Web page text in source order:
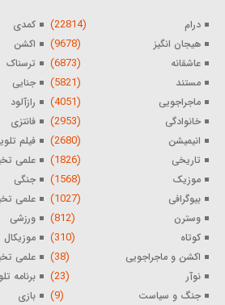
درام (22814) کمدی
هیجان انگیز (9678) اکشن
عاشقانه (6873) ترسناک
مستند (5821) جنایی
ماجراجویی (4051) رازآلود
خانوادگی (2953) فانتزی
انیمیشن (2680) فیلم
تاریخی (1826) علمی
موزیک (1568) جنگی
بیوگرافی (1027) علمی
وسترن (812) ورزشی
کوتاه (310) موزیکال
اکشن و ماجراجویی (38) علمی
نوآر (23) برنامه
جنگ و سیاست (9) بازی